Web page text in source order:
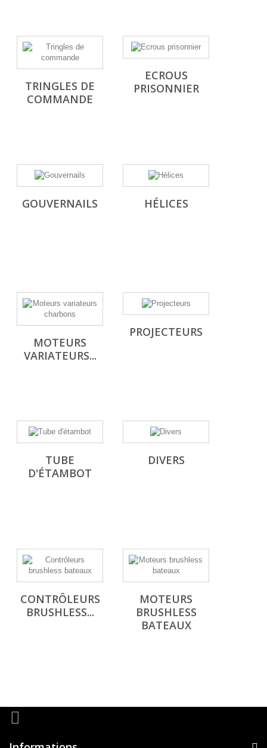
TRINGLES DE
COMMANDE
ECROUS
PRISONNIER
GOUVERNAILS HÉLICES
MOTEURS
VARIATEURS...
PROJECTEURS
TUBE
D'ÉTAMBOT
DIVERS
CONTRÔLEURS
BRUSHLESS...
MOTEURS
BRUSHLESS
BATEAUX